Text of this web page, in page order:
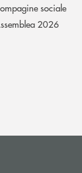
sociale
2026